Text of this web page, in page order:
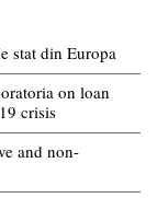
stat din Europa
on loan
crisis
and non-